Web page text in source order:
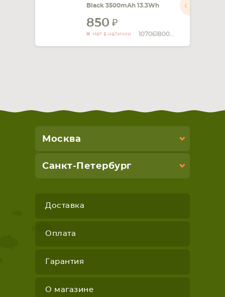
Black 3500mAh 13.3Wh
850
Нет в наличии
Москва
Санкт-Петербург
Доставка
Оплата
Гарантия
О магазине